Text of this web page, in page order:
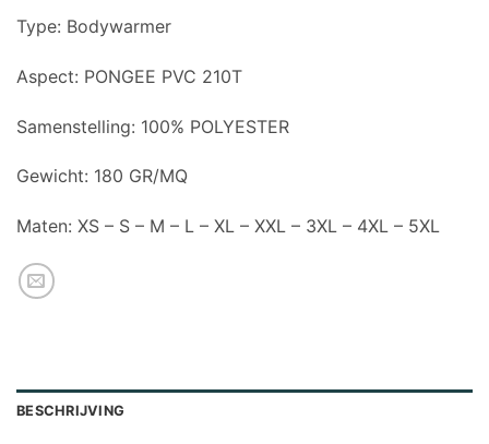
Type: Bodywarmer
Aspect: PONGEE PVC 210T
Samenstelling: 100% POLYESTER
Gewicht: 180 GR/MQ
Maten: XS – S – M – L – XL – XXL – 3XL – 4XL – 5XL
BESCHRIJVING